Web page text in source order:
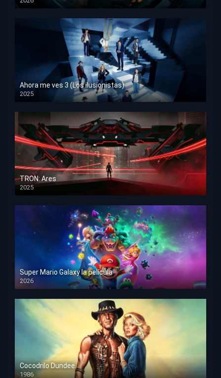
HD 1080p
Ahora me ves 3 (Los ilusionistas)
2025
HD 1080p
TRON: Ares
2025
HD 1080p
Super Mario Galaxy la película
2026
HD 1080p
Cocodrilo Dundee
1986